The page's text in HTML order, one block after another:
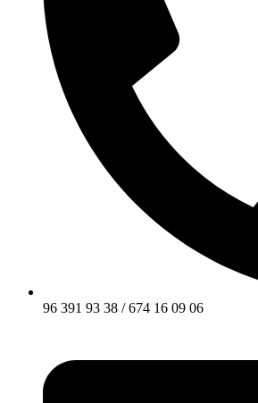
96 391 93 38 / 674 16 09 06